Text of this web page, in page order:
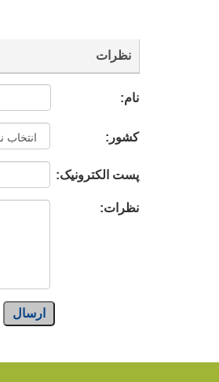
نظرات
نام:
کشور:
پست الکترونیک:
نظرات:
ارسال